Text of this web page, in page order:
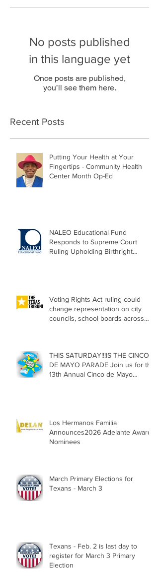
No posts published
in this language yet
Once posts are published,
you’ll see them here.
Recent Posts
Putting Your Health at Your
Fingertips - Community Health
Center Month Op-Ed
NALEO Educational Fund
Responds to Supreme Court
Ruling Upholding Birthright
Voting Rights Act ruling could
change representation on city
councils, school boards across
THIS SATURDAY!!!IS THE CINCO
DE MAYO PARADE Join us for the
13th Annual Cinco de Mayo
Los Hermanos Familia
Announces2026 Adelante Award
Nominees
March Primary Elections for
Texans - March 3
Texans - Feb. 2 is last day to
register for March 3 Primary
Election